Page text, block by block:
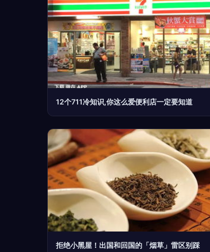
12个711冷知识,你这么爱便利店一定要知道
拒绝小黑屋！出国和回国的「烟草」雷区别踩